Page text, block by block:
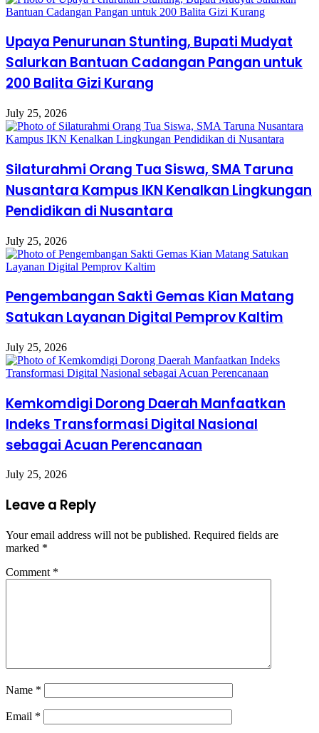
Upaya Penurunan Stunting, Bupati Mudyat
Salurkan Bantuan Cadangan Pangan untuk
200 Balita Gizi Kurang
July 25, 2026
Silaturahmi Orang Tua Siswa, SMA Taruna
Nusantara Kampus IKN Kenalkan Lingkungan
Pendidikan di Nusantara
July 25, 2026
Pengembangan Sakti Gemas Kian Matang
Satukan Layanan Digital Pemprov Kaltim
July 25, 2026
Kemkomdigi Dorong Daerah Manfaatkan
Indeks Transformasi Digital Nasional
sebagai Acuan Perencanaan
July 25, 2026
Leave a Reply
Your email address will not be published. Required fields are
marked *
Comment *
Name *
Email *